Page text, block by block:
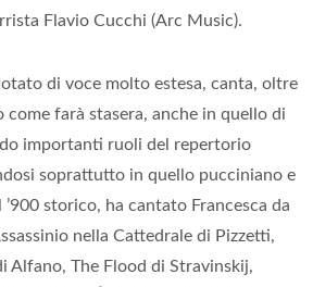
Flavio Cucchi (Arc Music).
di voce molto estesa, canta, oltre
come farà stasera, anche in quello di
importanti ruoli del repertorio
soprattutto in quello pucciniano e
storico, ha cantato Francesca da
nella Cattedrale di Pizzetti,
Alfano, The Flood di Stravinskij,